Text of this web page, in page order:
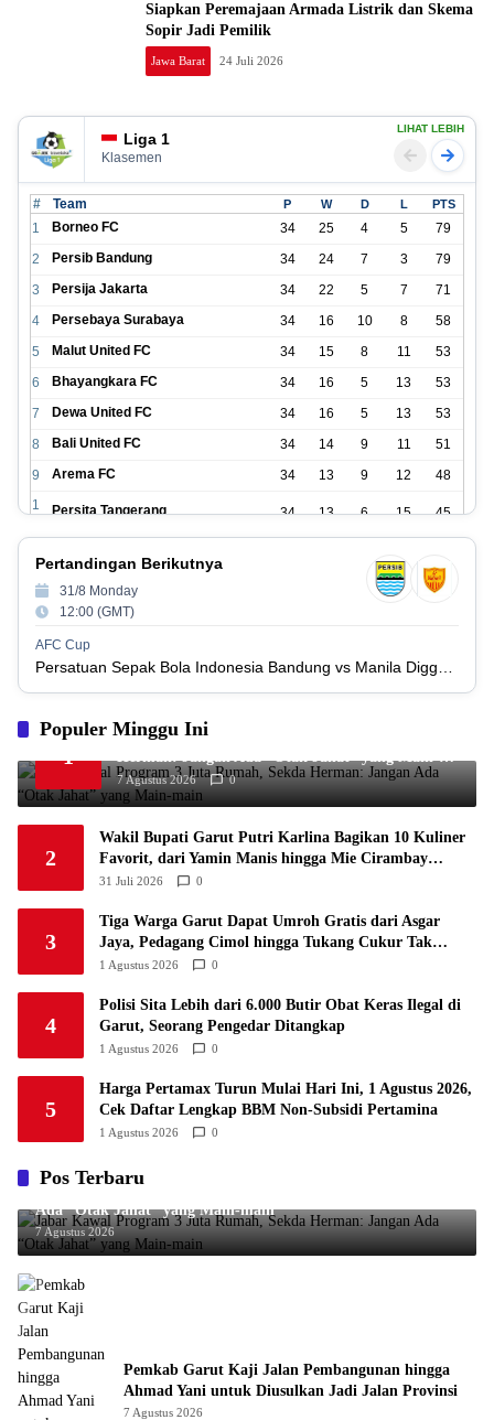
Siapkan Peremajaan Armada Listrik dan Skema
Sopir Jadi Pemilik
Jawa Barat 24 Juli 2026
Liga 1
Klasemen
LIHAT LEBIH
# Team P W D L PTS
1 Borneo FC 34 25 4 5
79
2
Persib Bandung 34 24 7 3
79
3
Persija Jakarta 34 22 5 7
71
4
Persebaya Surabaya 34 16 10 8
58
5
Malut United FC 34 15 8 11
53
6
Bhayangkara FC 34 16 5 13
53
7
Dewa United FC 34 16 5 13
53
8
Bali United FC 34 14 9 11
51
9
Arema FC 34 13 9 12
48
1
0
Persita Tangerang 34 13 6 15 45
1
1
2
Persik Kediri 17 39
3
Persijap Jepara
1
4
PSM Makassar
1
6
Persis Solo 34 8 10 16 34
1
Semen Padang FC
PSBS Biak 34 4 6 24
Pertandingan Berikutnya
31/8 Monday
12:00 (GMT)
AFC Cup
Populer Minggu Ini
1
Jabar Kawal Program 3 Juta Rumah, Sekda
main
7 Agustus 2026 0
2
Wakil Bupati Garut Putri Karlina Bagikan 10 Kuliner
Favorit, dari Yamin Manis hingga Mie Cirambay
Cigedug
31 Juli 2026 0
3
Tiga Warga Garut Dapat Umroh Gratis dari Asgar
Jaya, Pedagang Cimol hingga Tukang Cukur Tak
Kuasa Menahan Haru
1 Agustus 2026 0
4
Polisi Sita Lebih dari 6.000 Butir Obat Keras Ilegal di
Garut, Seorang Pengedar Ditangkap
1 Agustus 2026 0
5
Harga Pertamax Turun Mulai Hari Ini, 1 Agustus 2026,
Cek Daftar Lengkap BBM Non-Subsidi Pertamina
1 Agustus 2026 0
Pos Terbaru
Jabar Kawal Program 3 Juta Rumah, Sekda Herman: Jangan
Ada “Otak Jahat” yang Main-main
7 Agustus 2026
Pemkab Garut Kaji Jalan Pembangunan hingga
Ahmad Yani untuk Diusulkan Jadi Jalan Provinsi
7 Agustus 2026